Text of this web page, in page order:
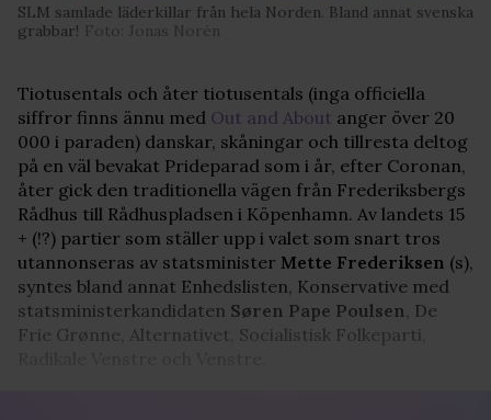
SLM samlade läderkillar från hela Norden. Bland annat svenska
grabbar! Foto: Jonas Norén
Tiotusentals och åter tiotusentals (inga officiella
siffror finns ännu med Out and About anger över 20
000 i paraden) danskar, skåningar och tillresta deltog
på en väl bevakat Prideparad som i år, efter Coronan,
åter gick den traditionella vägen från Frederiksbergs
Rådhus till Rådhuspladsen i Köpenhamn. Av landets 15
+ (!?) partier som ställer upp i valet som snart tros
utannonseras av statsminister Mette Frederiksen (s),
syntes bland annat Enhedslisten, Konservative med
statsministerkandidaten Søren Pape Poulsen , De
Frie Grønne, Alternativet, Socialistisk Folkeparti,